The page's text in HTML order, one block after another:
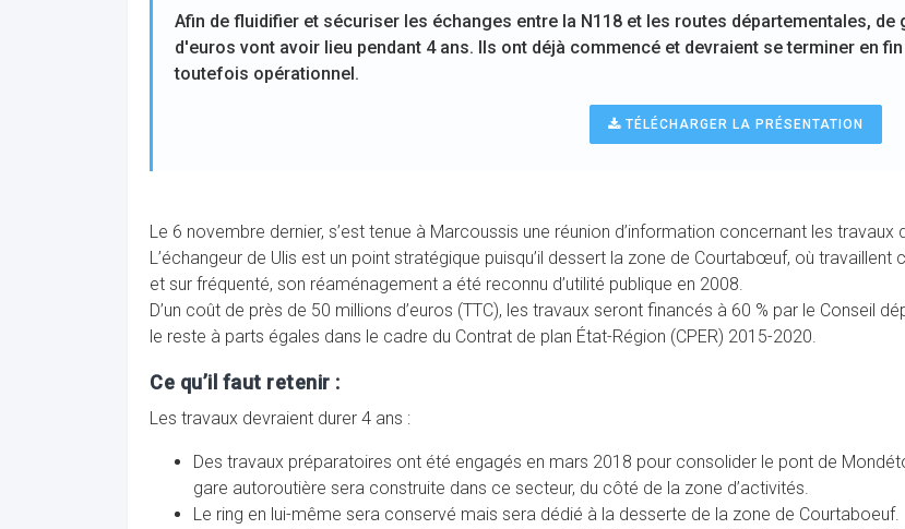
Afin de fluidifier et sécuriser les échanges entre la N118 et les routes départementales,
d'euros vont avoir lieu pendant 4 ans. Ils ont déjà commencé et devraient se terminer en
toutefois opérationnel.
TÉLÉCHARGER LA PRÉSENTATION
Le 6 novembre dernier, s’est tenue à Marcoussis une réunion d’information concernant les
L’échangeur de Ulis est un point stratégique puisqu’il dessert la zone de Courtabœuf, où
et sur fréquenté, son réaménagement a été reconnu d’utilité publique en 2008.
D’un coût de près de 50 millions d’euros (TTC), les travaux seront financés à 60 % par le Conseil
le reste à parts égales dans le cadre du Contrat de plan État-Région (CPER) 2015-2020.
Ce qu’il faut retenir :
Les travaux devraient durer 4 ans :
Des travaux préparatoires ont été engagés en mars 2018 pour consolider le pont de
gare autoroutière sera construite dans ce secteur, du côté de la zone d’activités.
Le ring en lui-même sera conservé mais sera dédié à la desserte de la zone de Courtaboeuf.